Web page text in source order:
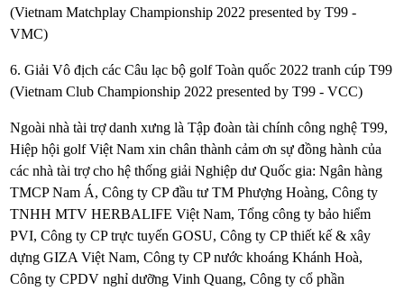
(Vietnam Matchplay Championship 2022 presented by T99 -
VMC)
6. Giải Vô địch các Câu lạc bộ golf Toàn quốc 2022 tranh cúp T99
(Vietnam Club Championship 2022 presented by T99 - VCC)
Ngoài nhà tài trợ danh xưng là Tập đoàn tài chính công nghệ T99,
Hiệp hội golf Việt Nam xin chân thành cảm ơn sự đồng hành của
các nhà tài trợ cho hệ thống giải Nghiệp dư Quốc gia: Ngân hàng
TMCP Nam Á, Công ty CP đầu tư TM Phượng Hoàng, Công ty
TNHH MTV HERBALIFE Việt Nam, Tổng công ty bảo hiểm
PVI, Công ty CP trực tuyến GOSU, Công ty CP thiết kế & xây
dựng GIZA Việt Nam, Công ty CP nước khoáng Khánh Hoà,
Công ty CPDV nghỉ dưỡng Vinh Quang, Công ty cổ phần